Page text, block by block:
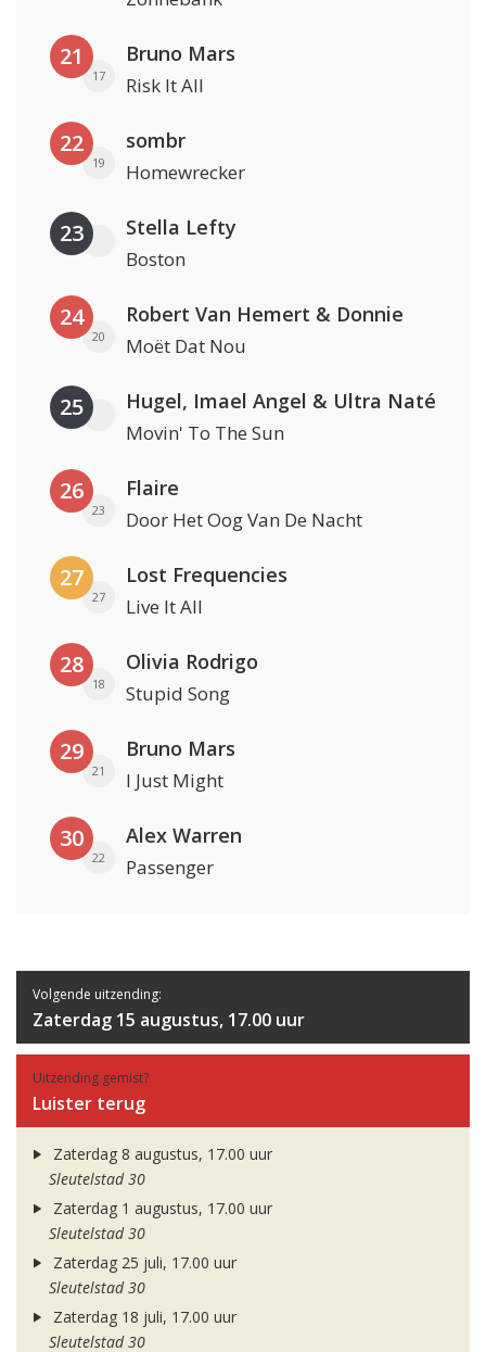
21
17
Bruno Mars
Risk It All
22
19
sombr
Homewrecker
23 Stella Lefty
Boston
24
20
Robert Van Hemert & Donnie
Moët Dat Nou
25 Hugel, Imael Angel & Ultra Naté
Movin' To The Sun
26
23
Flaire
Door Het Oog Van De Nacht
27
27
Lost Frequencies
Live It All
28
18
Olivia Rodrigo
Stupid Song
29
21
Bruno Mars
I Just Might
30
22
Alex Warren
Passenger
Volgende uitzending:
Zaterdag 15 augustus, 17.00 uur
Uitzending gemist?
Luister terug
Zaterdag 8 augustus, 17.00 uur
Sleutelstad 30
Zaterdag 1 augustus, 17.00 uur
Sleutelstad 30
Zaterdag 25 juli, 17.00 uur
Sleutelstad 30
Zaterdag 18 juli, 17.00 uur
Sleutelstad 30